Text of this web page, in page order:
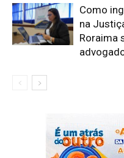
Como
na
Roraima